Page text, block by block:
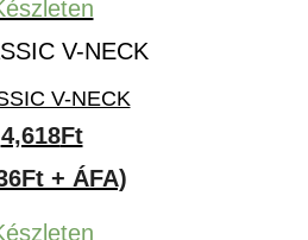
2,190Ft
V-NECK
4,618Ft
+ ÁFA)